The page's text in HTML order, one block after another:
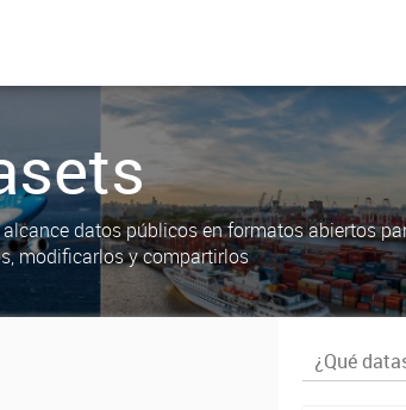
datos públicos en formatos abiertos
modificarlos y compartirlos